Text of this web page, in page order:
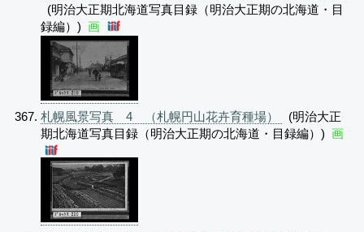
(明治大正期北海道写真目録（明治大正期の北海道・目
録編）) 画
札幌風景写真 4 （札幌円山花卉育種場）
(明治大正
期北海道写真目録（明治大正期の北海道・目録編）) 画